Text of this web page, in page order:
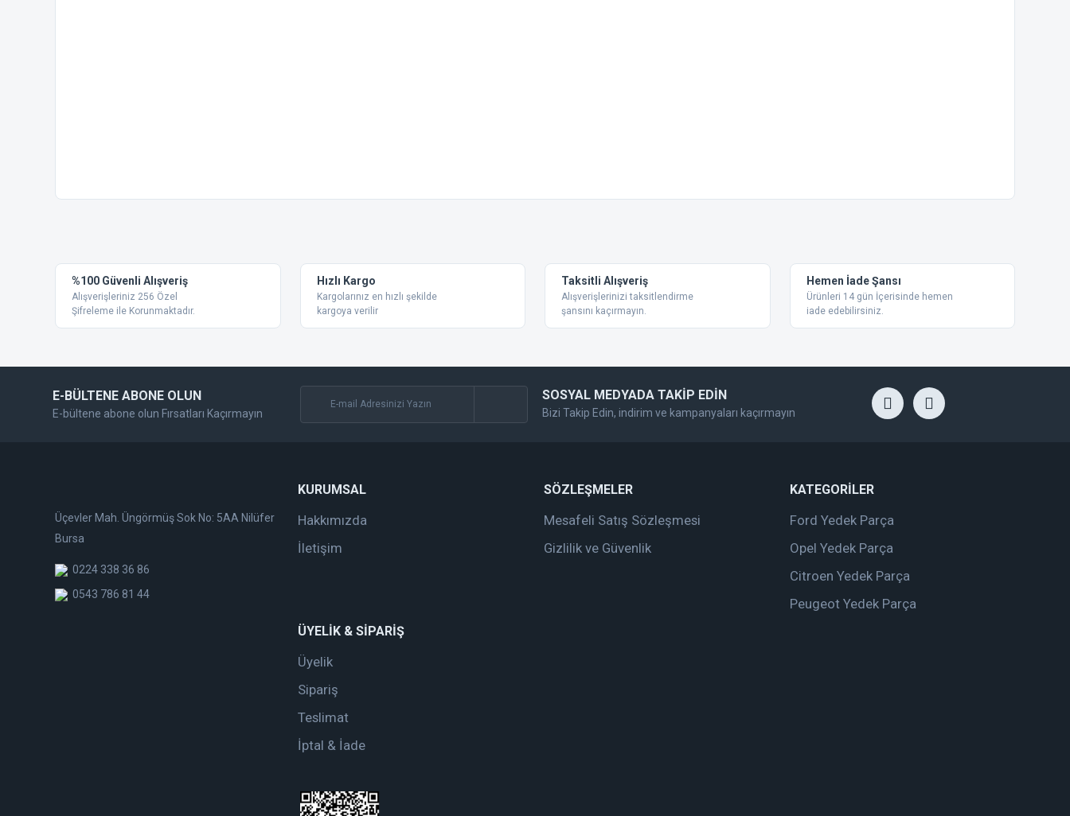
Ürün resmi kalitesiz, bozuk veya görüntülenemiyor.
Ürün açıklamasında eksik bilgiler bulunuyor.
Ürün bilgilerinde hatalar bulunuyor.
Ürün fiyatı diğer sitelerden daha pahalı.
%100 Güvenli Alışveriş
Alışverişleriniz 256 Özel
Şifreleme ile Korunmaktadır.
Hızlı Kargo
Kargolarınız en hızlı şekilde
kargoya verilir
Taksitli Alışveriş
Alışverişlerinizi taksitlendirme
şansını kaçırmayın.
Hemen İade Şansı
Ürünleri 14 gün İçerisinde hemen
iade edebilirsiniz.
E-BÜLTENE ABONE OLUN
E-bültene abone olun Fırsatları Kaçırmayın
SOSYAL MEDYADA TAKİP EDİN
Bizi Takip Edin, indirim ve kampanyaları kaçırmayın
Üçevler Mah. Üngörmüş Sok No: 5AA Nilüfer
Bursa
0224 338 36 86
0543 786 81 44
KURUMSAL
Hakkımızda
İletişim
SÖZLEŞMELER
Mesafeli Satış Sözleşmesi
Gizlilik ve Güvenlik
KATEGORİLER
Ford Yedek Parça
Opel Yedek Parça
Citroen Yedek Parça
Peugeot Yedek Parça
ÜYELİK & SİPARİŞ
Üyelik
Sipariş
Teslimat
İptal & İade